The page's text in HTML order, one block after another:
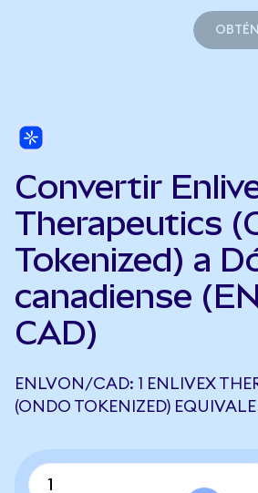
Convertir
Therapeutics
Tokenized) a
canadiense
CAD)
ENLVON/CAD: 1 ENLIVEX
(ONDO TOKENIZED)